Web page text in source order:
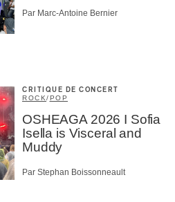
Par Marc-Antoine Bernier
CRITIQUE DE CONCERT
ROCK/POP
OSHEAGA 2026 I Sofia
Isella is Visceral and
Muddy
Par Stephan Boissonneault